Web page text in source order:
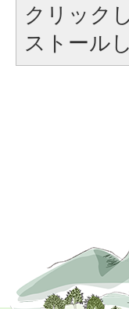
クリック
ストール